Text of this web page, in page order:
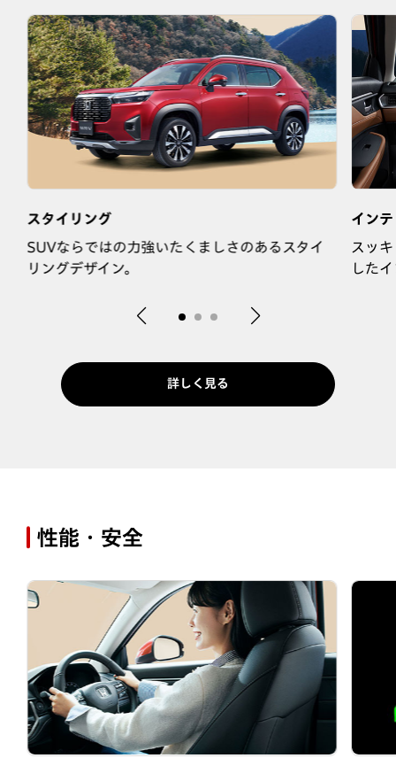
スタイリング
SUVならではの力強いたくましさのあるスタイ
リングデザイン。
イン
スッ
した
詳しく見る
性能・安全